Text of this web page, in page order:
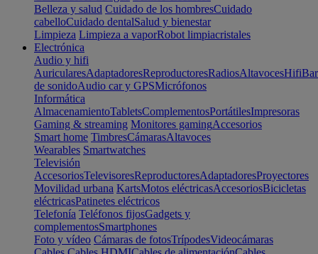
Belleza y salud Cuidado de los hombresCuidado
cabelloCuidado dentalSalud y bienestar
Limpieza Limpieza a vaporRobot limpiacristales
Electrónica
Audio y hifi
AuricularesAdaptadoresReproductoresRadiosAltavocesHifi
de sonidoAudio car y GPSMicrófonos
Informática
AlmacenamientoTabletsComplementosPortátilesImpresoras
Gaming & streaming Monitores gamingAccesorios
Smart home TimbresCámarasAltavoces
Wearables Smartwatches
Televisión
AccesoriosTelevisoresReproductoresAdaptadoresProyectores
Movilidad urbana KartsMotos eléctricasAccesoriosBicicletas
eléctricasPatinetes eléctricos
Telefonía Teléfonos fijosGadgets y
complementosSmartphones
Foto y vídeo Cámaras de fotosTrípodesVideocámaras